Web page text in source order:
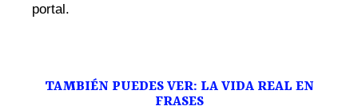
portal.
TAMBIÉN PUEDES VER: LA VIDA REAL EN
FRASES